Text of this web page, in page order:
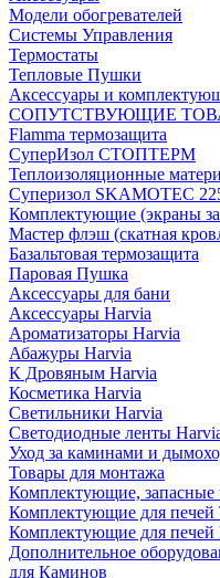
Модели обогревателей
Системы Управления
Термостаты
Тепловые Пушки
Аксессуары и
СОПУТСТВУЮЩИЕ
Flamma термозащита
СуперИзол СТОПТЕРМ
Теплоизоляционные
Суперизол SKAMOTEC
Комплектующие (экраны
Мастер флэш (скатная
Базальтовая термозащита
Паровая Пушка
Аксессуары для бани
Аксессуары Harvia
Ароматизаторы Harvia
Абажуры Harvia
К Дровяным Harvia
Косметика Harvia
Светильники Harvia
Светодиодные ленты
Уход за каминами и
Товары для монтажа
Комплектующие,
Комплектующие для печей
Комплектующие для
Дополнительное
для Каминов